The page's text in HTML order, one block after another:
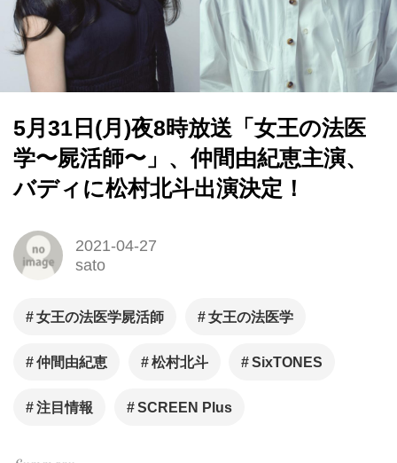
5月31日(月)夜8時放送「女王の法医
学〜屍活師〜」、仲間由紀恵主演、
バディに松村北斗出演決定！
2021-04-27
sato
女王の法医学屍活師 女王の法医学
仲間由紀恵 松村北斗 SixTONES
注目情報 SCREEN Plus